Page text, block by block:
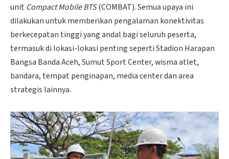
unit Compact Mobile BTS(COMBAT). Semua upaya ini
dilakukan untuk memberikan pengalaman konektivitas
berkecepatan tinggi yang andal bagi seluruh peserta,
termasuk di lokasi-lokasi penting seperti Stadion Harapan
Bangsa Banda Aceh, Sumut Sport Center, wisma atlet,
bandara, tempat penginapan, media center dan area
strategis lainnya.